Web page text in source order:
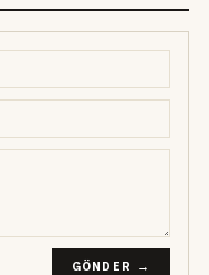
GÖNDER →